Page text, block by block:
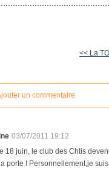
<< La
un commentaire
03/07/2011 19:12
18 juin, le club des Chtis
porte ! Personnellement,je